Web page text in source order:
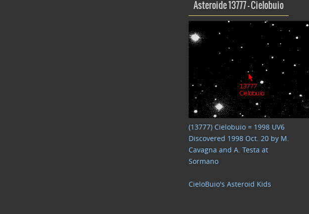
Asteroide 13777 – Cielobuio
(13777) Cielobuio = 1998 UV6
Discovered 1998 Oct. 20 by M.
Cavagna and A. Testa at
Sormano
CieloBuio's Asteroid Kids